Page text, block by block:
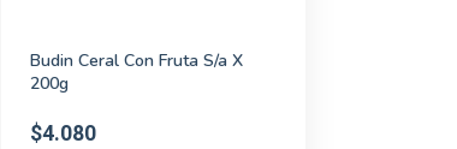
Budin Ceral Con Fruta S/a X
200g
$4.080